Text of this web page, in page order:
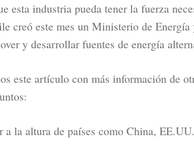
esta industria pueda tener la fuerza
creó este mes un Ministerio de
y desarrollar fuentes de energía
este artículo con más información de
a la altura de países como China,